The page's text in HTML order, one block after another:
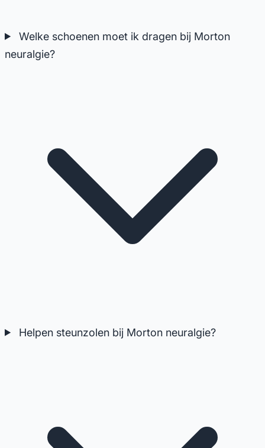
Welke schoenen moet ik dragen bij Morton
neuralgie?
Helpen steunzolen bij Morton neuralgie?